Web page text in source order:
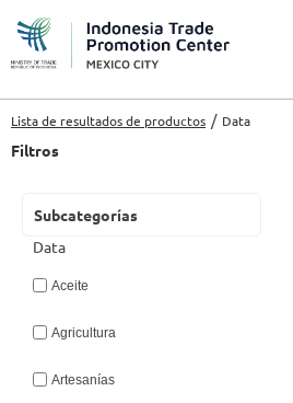
Lista de resultados de productos Data
Filtros
Subcategorías
Data
Aceite
Agricultura
Artesanías